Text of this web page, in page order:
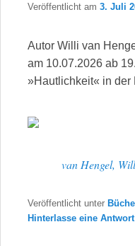
Veröffentlicht am 3. Juli
Autor Willi van
am 10.07.2026 ab
»Hautlichkeit« in
van Hengel,
Veröffentlicht unter
Hinterlasse eine Antwort